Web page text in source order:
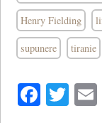
Henry Fielding
supunere tiranie